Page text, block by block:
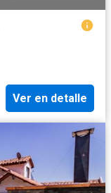
Ver en detalle